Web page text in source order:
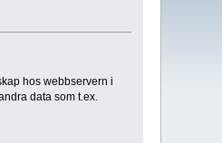
hos webbservern i
data som t.ex.